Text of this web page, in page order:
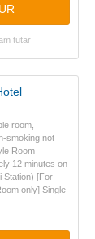
tutar
room,
smoking not
Room
12 minutes on
Station) [For
only] Single